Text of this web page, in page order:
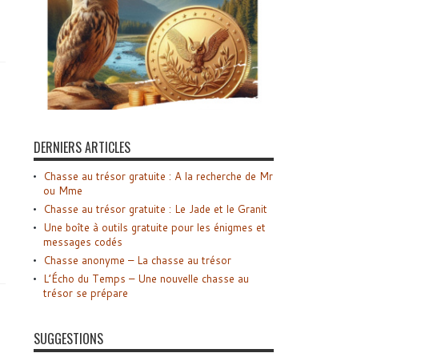
DERNIERS ARTICLES
Chasse au trésor gratuite : A la recherche de Mr
ou Mme
Chasse au trésor gratuite : Le Jade et le Granit
Une boîte à outils gratuite pour les énigmes et
messages codés
Chasse anonyme – La chasse au trésor
L’Écho du Temps – Une nouvelle chasse au
trésor se prépare
SUGGESTIONS